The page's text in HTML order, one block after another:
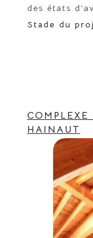
des états
Stade du
HAINAUT